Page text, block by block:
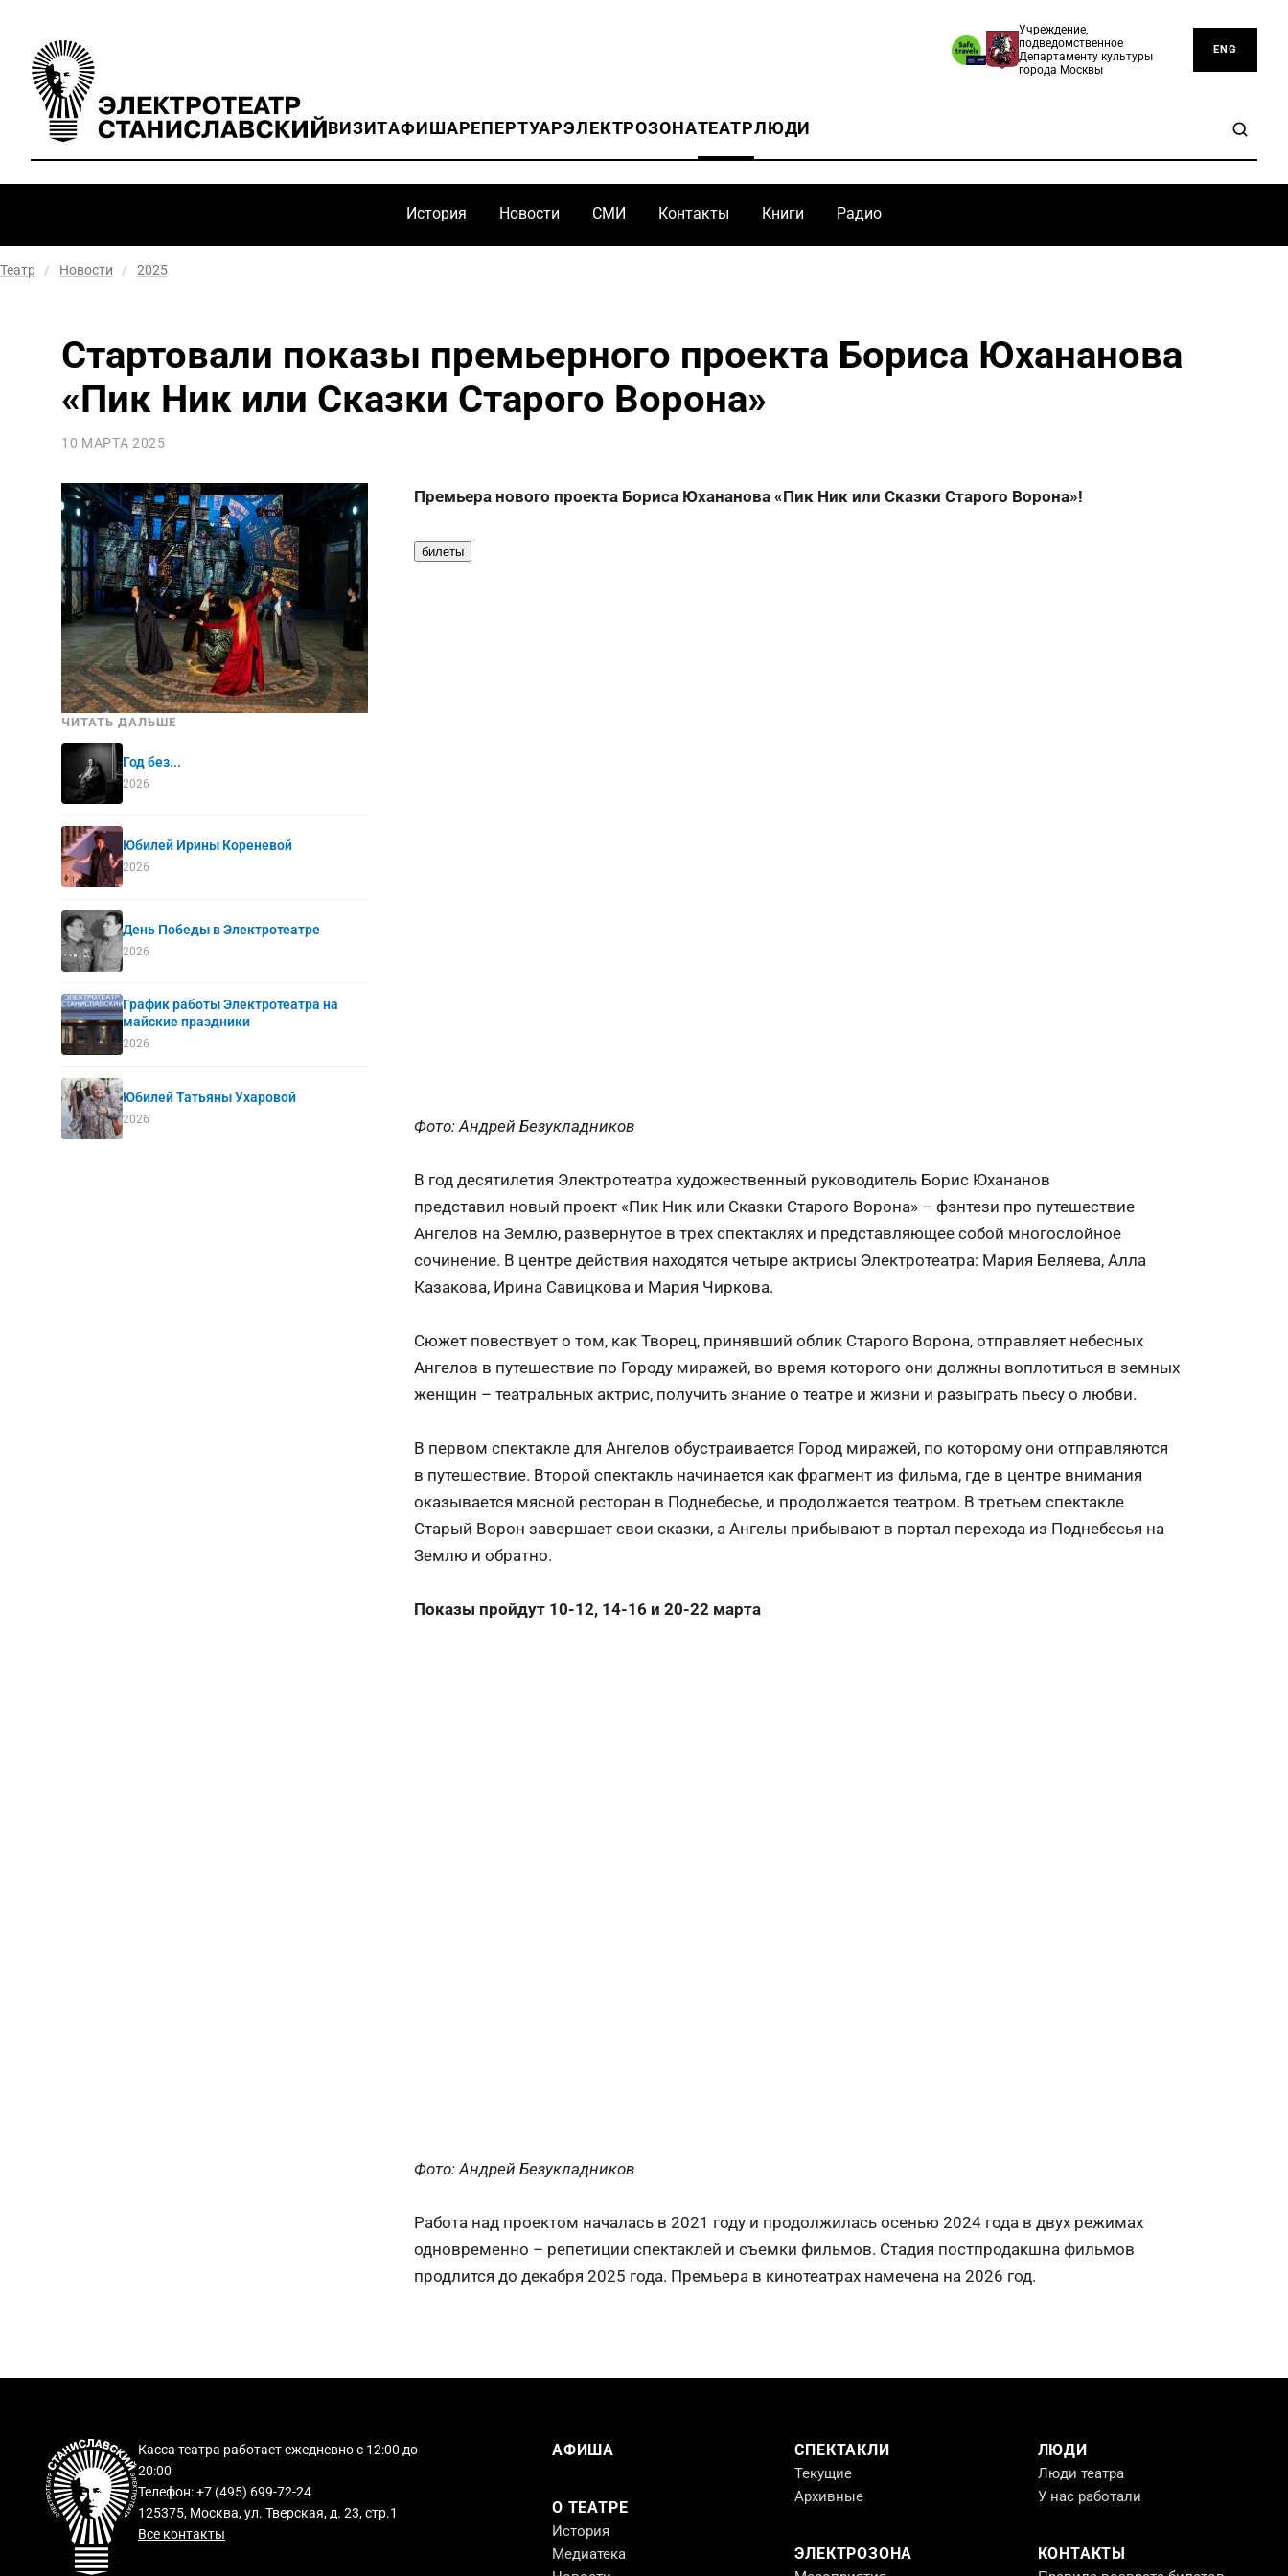
Учреждение,
подведомственное
Департаменту культуры
города Москвы
ENG
ВИЗИТАФИШАРЕПЕРТУАРЭЛЕКТРОЗОНАТЕАТРЛЮДИ
История Новости СМИ Контакты Книги Радио
Театр / Новости / 2025
Стартовали показы премьерного проекта Бориса Юхананова
«Пик Ник или Сказки Старого Ворона»
10 МАРТА 2025
ЧИТАТЬ ДАЛЬШЕ
Год без...
2026
Юбилей Ирины Кореневой
2026
День Победы в Электротеатре
2026
График работы Электротеатра на
майские праздники
2026
Юбилей Татьяны Ухаровой
2026
Премьера нового проекта Бориса Юхананова «Пик Ник или Сказки Старого Ворона»!
Фото: Андрей Безукладников
В год десятилетия Электротеатра художественный руководитель Борис Юхананов
представил новый проект «Пик Ник или Сказки Старого Ворона» – фэнтези про путешествие
Ангелов на Землю, развернутое в трех спектаклях и представляющее собой многослойное
сочинение. В центре действия находятся четыре актрисы Электротеатра: Мария Беляева, Алла
Казакова, Ирина Савицкова и Мария Чиркова.
Сюжет повествует о том, как Творец, принявший облик Старого Ворона, отправляет небесных
Ангелов в путешествие по Городу миражей, во время которого они должны воплотиться в земных
женщин – театральных актрис, получить знание о театре и жизни и разыграть пьесу о любви.
В первом спектакле для Ангелов обустраивается Город миражей, по которому они отправляются
в путешествие. Второй спектакль начинается как фрагмент из фильма, где в центре внимания
оказывается мясной ресторан в Поднебесье, и продолжается театром. В третьем спектакле
Старый Ворон завершает свои сказки, а Ангелы прибывают в портал перехода из Поднебесья на
Землю и обратно.
Показы пройдут 10-12, 14-16 и 20-22 марта
Фото: Андрей Безукладников
Работа над проектом началась в 2021 году и продолжилась осенью 2024 года в двух режимах
одновременно – репетиции спектаклей и съемки фильмов. Стадия постпродакшна фильмов
продлится до декабря 2025 года. Премьера в кинотеатрах намечена на 2026 год.
Касса театра работает ежедневно с 12:00 до
20:00
Телефон: +7 (495) 699-72-24
125375, Москва, ул. Тверская, д. 23, стр.1
Все контакты
АФИША
О ТЕАТРЕ
История
Медиатека
СПЕКТАКЛИ
Текущие
Архивные
ЭЛЕКТРОЗОНА
ЛЮДИ
Люди театра
У нас работали
КОНТАКТЫ